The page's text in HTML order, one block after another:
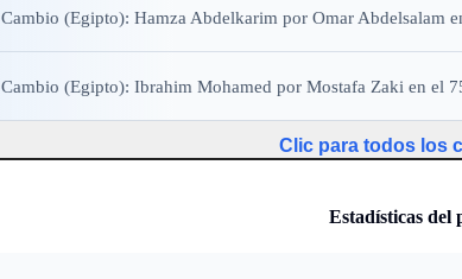
Cambio (Egipto): Hamza Abdelkarim por Omar Abdelsalam
Cambio (Egipto): Ibrahim Mohamed por Mostafa Zaki en el
Clic para todos los
Estadísticas del